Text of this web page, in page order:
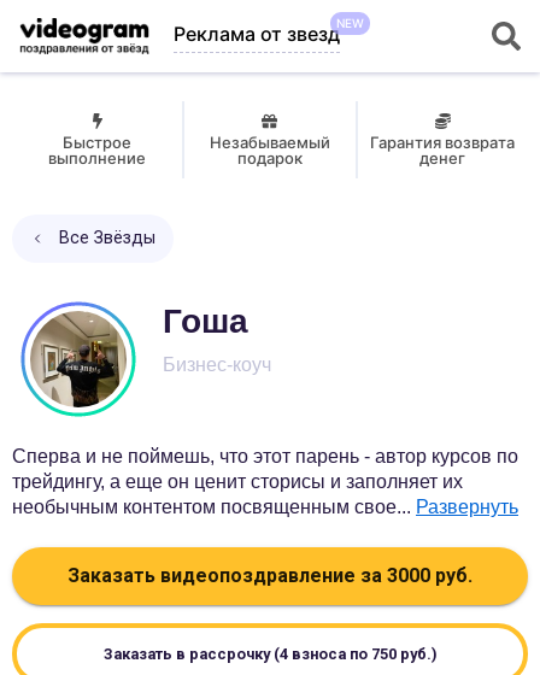
Реклама от звездNEW
Быстрое
выполнение
Незабываемый
подарок
Гарантия возврата
денег
Все Звёзды
Гоша
Бизнес-коуч
Сперва и не поймешь, что этот парень - автор курсов по
трейдингу, а еще он ценит сторисы и заполняет их
необычным контентом посвященным свое... Развернуть
Заказать видеопоздравление за 3000 руб.
Заказать в рассрочку (4 взноса по 750руб.)